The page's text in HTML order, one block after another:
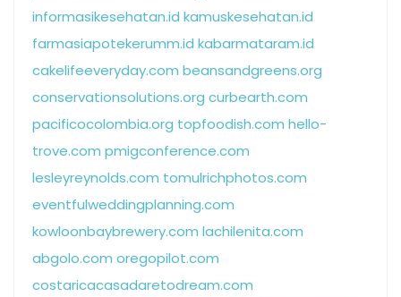
informasikesehatan.id kamuskesehatan.id
farmasiapotekerumm.id kabarmataram.id
cakelifeeveryday.com beansandgreens.org
conservationsolutions.org curbearth.com
pacificocolombia.org topfoodish.com hello-
trove.com pmigconference.com
lesleyreynolds.com tomulrichphotos.com
eventfulweddingplanning.com
kowloonbaybrewery.com lachilenita.com
abgolo.com oregopilot.com
costaricacasadaretodream.com